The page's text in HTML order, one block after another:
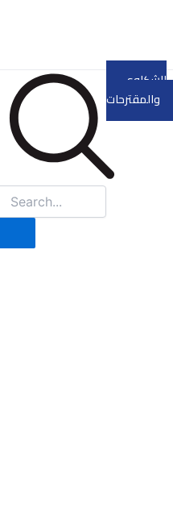
الشكاوى
والمقترحات